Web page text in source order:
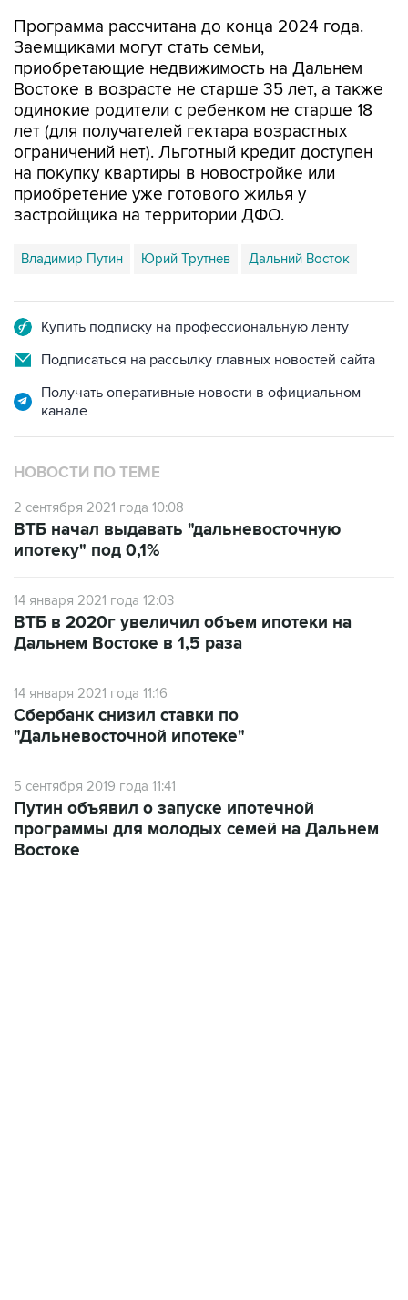
Программа рассчитана до конца 2024 года.
Заемщиками могут стать семьи,
приобретающие недвижимость на Дальнем
Востоке в возрасте не старше 35 лет, а также
одинокие родители с ребенком не старше 18
лет (для получателей гектара возрастных
ограничений нет). Льготный кредит доступен
на покупку квартиры в новостройке или
приобретение уже готового жилья у
застройщика на территории ДФО.
Владимир Путин Юрий Трутнев Дальний Восток
Купить подписку на профессиональную ленту
Подписаться на рассылку главных новостей сайта
Получать оперативные новости в официальном
канале
НОВОСТИ ПО ТЕМЕ
2 сентября 2021 года 10:08
ВТБ начал выдавать "дальневосточную
ипотеку" под 0,1%
14 января 2021 года 12:03
ВТБ в 2020г увеличил объем ипотеки на
Дальнем Востоке в 1,5 раза
14 января 2021 года 11:16
Сбербанк снизил ставки по
"Дальневосточной ипотеке"
5 сентября 2019 года 11:41
Путин объявил о запуске ипотечной
программы для молодых семей на Дальнем
Востоке